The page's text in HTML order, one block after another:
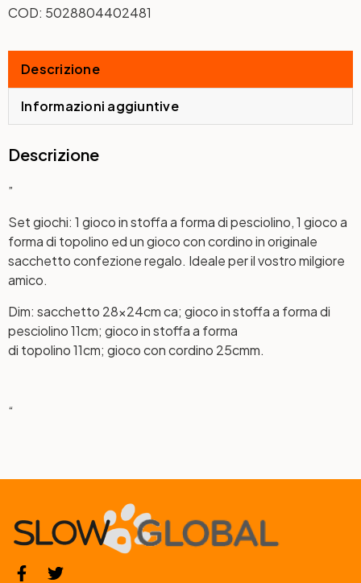
COD: 5028804402481
Descrizione
Informazioni aggiuntive
Descrizione
”
Set giochi: 1 gioco in stoffa a forma di pesciolino, 1 gioco a
forma di topolino ed un gioco con cordino in originale
sacchetto confezione regalo. Ideale per il vostro milgiore
amico.
Dim: sacchetto 28x24cm ca; gioco in stoffa a forma di
pesciolino 11cm; gioco in stoffa a forma
di topolino 11cm; gioco con cordino 25cmm.
“